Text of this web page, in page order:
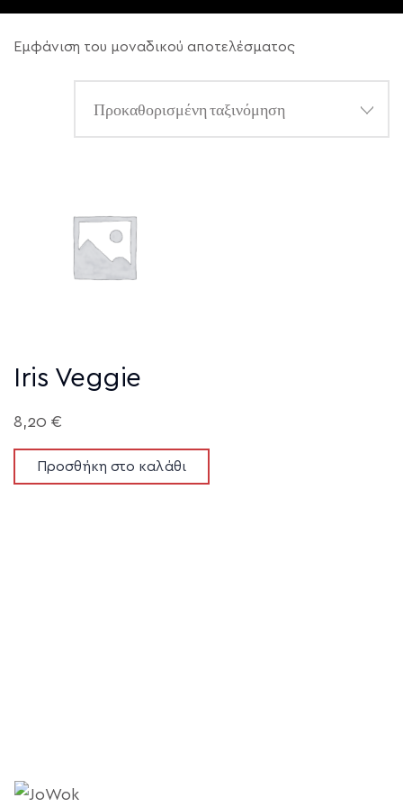
Εμφάνιση του μοναδικού αποτελέσματος
Iris Veggie
8,20 €
Προσθήκη στο καλάθι